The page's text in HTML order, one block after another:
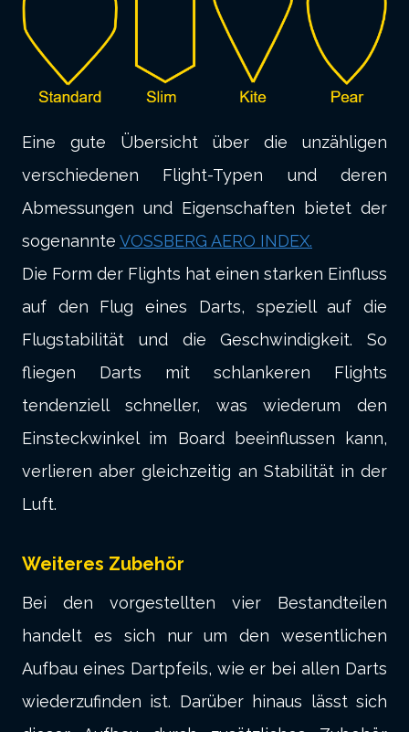
Eine gute Übersicht über die unzähligen
verschiedenen Flight-Typen und deren
Abmessungen und Eigenschaften bietet der
sogenannte VOSSBERG AERO INDEX.
Die Form der Flights hat einen starken Einfluss
auf den Flug eines Darts, speziell auf die
Flugstabilität und die Geschwindigkeit. So
fliegen Darts mit schlankeren Flights
tendenziell schneller, was wiederum den
Einsteckwinkel im Board beeinflussen kann,
verlieren aber gleichzeitig an Stabilität in der
Luft.
Weiteres Zubehör
Bei den vorgestellten vier Bestandteilen
handelt es sich nur um den wesentlichen
Aufbau eines Dartpfeils, wie er bei allen Darts
wiederzufinden ist. Darüber hinaus lässt sich